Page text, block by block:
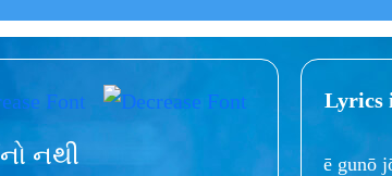
નથી
Lyrics
ē gunō